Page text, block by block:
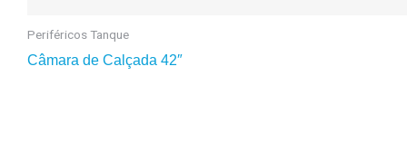
Periféricos Tanque
Câmara de Calçada 42″